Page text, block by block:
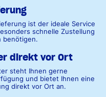
ist der ideale Service
schnelle Zustellung
benötigen.
direkt vor Ort
steht Ihnen gerne
und bietet Ihnen eine
direkt vor Ort an.